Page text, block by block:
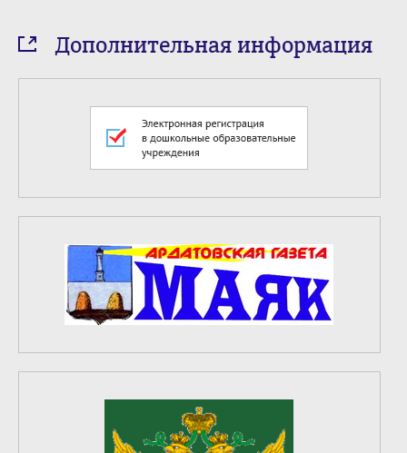
Дополнительная информация